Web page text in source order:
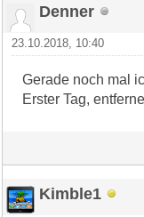
Denner
23.10.2018, 10:40
Gerade noch mal
Erster Tag,
Kimble1